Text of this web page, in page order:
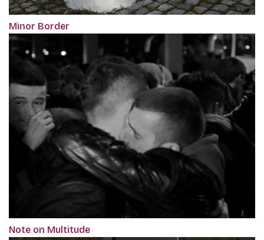
Minor Border
Note on Multitude